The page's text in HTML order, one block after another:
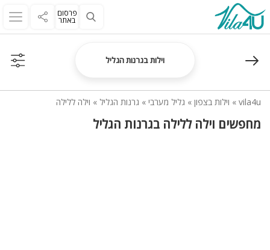
פרסום
באתר
וילות בגרנות הגליל
vila4u
» וילות בצפון » גליל מערבי » גרנות הגליל » וילה ללילה
מחפשים וילה ללילה בגרנות הגליל